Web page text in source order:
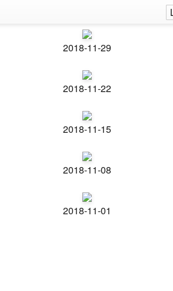
2018-11-29
2018-11-22
2018-11-15
2018-11-08
2018-11-01